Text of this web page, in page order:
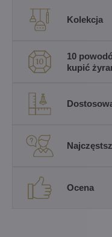
Kolekcja
10
kupić
Ocena